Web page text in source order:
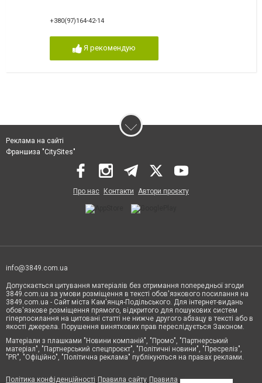
+380(97)164-42-14
Я рекомендую
Реклама на сайті
Франшиза "CitySites"
Про нас Контакти Автори проєкту
info@3849.com.ua
Допускається цитування матеріалів без отримання попередньої згоди
3849.com.ua за умови розміщення в тексті обов'язкового посилання на
3849.com.ua - Сайт міста Кам'янця-Подільського. Для інтернет-видань
обов'язкове розміщення прямого, відкритого для пошукових систем
гіперпосилання на цитовані статті не нижче другого абзацу в тексті або в
якості джерела. Порушення виняткових прав переслідується Законом.
Матеріали з плашками "Новини компаній", "Промо", "Партнерський
матеріал", "Партнерський спецпроєкт", "Політичні новини", "Пресреліз",
"PR", "Офіційно", "Політична реклама" публікуються на правах реклами.
Політика конфіденційності Правила сайту Правила